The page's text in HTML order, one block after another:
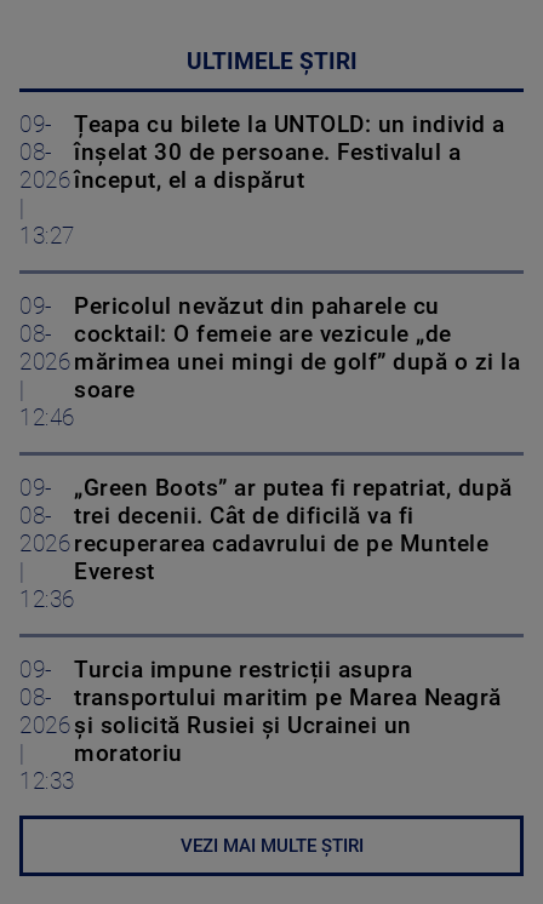
ULTIMELE ȘTIRI
09-
08-
2026
|
13:27
Țeapa cu bilete la UNTOLD: un individ a
înșelat 30 de persoane. Festivalul a
început, el a dispărut
09-
08-
2026
|
12:46
Pericolul nevăzut din paharele cu
cocktail: O femeie are vezicule „de
mărimea unei mingi de golf” după o zi la
soare
09-
08-
2026
|
12:36
„Green Boots” ar putea fi repatriat, după
trei decenii. Cât de dificilă va fi
recuperarea cadavrului de pe Muntele
Everest
09-
08-
2026
|
12:33
Turcia impune restricții asupra
transportului maritim pe Marea Neagră
și solicită Rusiei și Ucrainei un
moratoriu
VEZI MAI MULTE ȘTIRI